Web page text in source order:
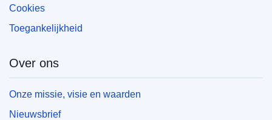
Cookies
Toegankelijkheid
Over ons
Onze missie, visie en waarden
Nieuwsbrief